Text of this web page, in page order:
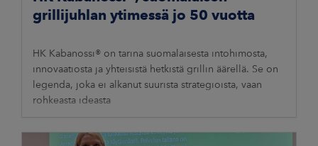
grillijuhlan ytimessä jo 50 vuotta
HK Kabanossi® on tarina suomalaisesta intohimosta,
innovaatiosta ja yhteisistä hetkistä grillin äärellä. Se on
legenda, joka ei alkanut suurista strategioista, vaan
rohkeasta ideasta